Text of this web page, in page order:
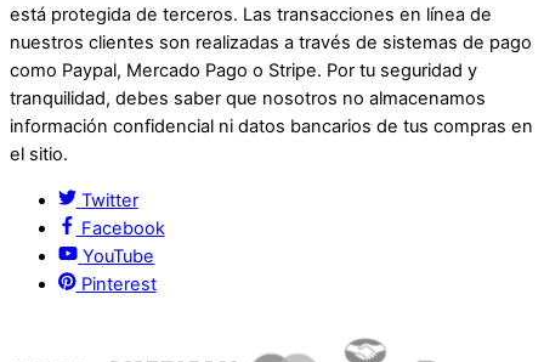
está protegida de terceros. Las transacciones en línea de
nuestros clientes son realizadas a través de sistemas de pago
como Paypal, Mercado Pago o Stripe. Por tu seguridad y
tranquilidad, debes saber que nosotros no almacenamos
información confidencial ni datos bancarios de tus compras en
el sitio.
Twitter
Facebook
YouTube
Pinterest